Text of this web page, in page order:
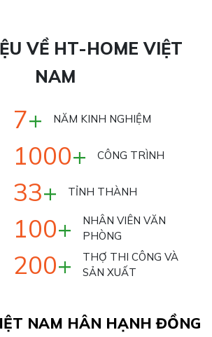
VỀ HT-HOME VIỆT
NAM
7+ NĂM KINH NGHIỆM
1000+ CÔNG TRÌNH
33+ TỈNH THÀNH
100+
NHÂN VIÊN VĂN
PHÒNG
200+
THỢ THI CÔNG VÀ
SẢN XUẤT
NAM HÂN HẠNH ĐỒNG